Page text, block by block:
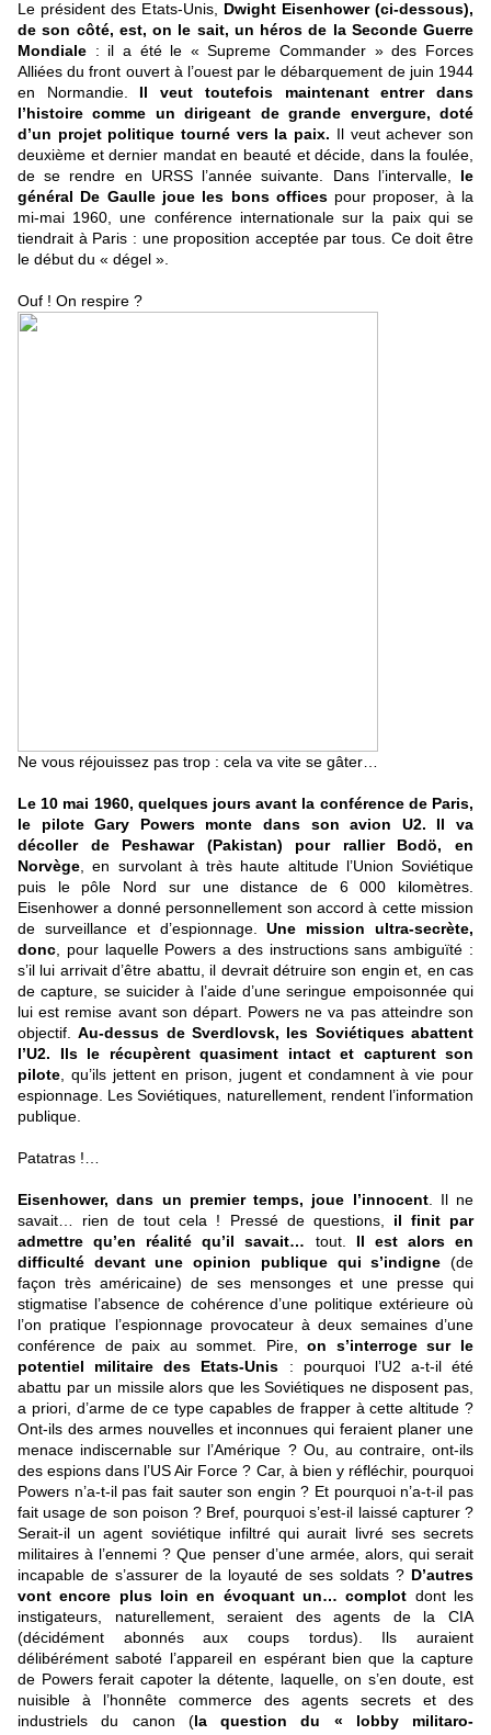
Le président des Etats-Unis, Dwight Eisenhower (ci-dessous),
de son côté, est, on le sait, un héros de la Seconde Guerre
Mondiale : il a été le « Supreme Commander » des Forces
Alliées du front ouvert à l’ouest par le débarquement de juin 1944
en Normandie. Il veut toutefois maintenant entrer dans
l’histoire comme un dirigeant de grande envergure, doté
d’un projet politique tourné vers la paix. Il veut achever son
deuxième et dernier mandat en beauté et décide, dans la foulée,
de se rendre en URSS l’année suivante. Dans l’intervalle, le
général De Gaulle joue les bons officespour proposer, à la
mi-mai 1960, une conférence internationale sur la paix qui se
tiendrait à Paris : une proposition acceptée par tous. Ce doit être
le début du « dégel ».
Ouf ! On respire ?
Ne vous réjouissez pas trop : cela va vite se gâter…
Le 10 mai 1960, quelques jours avant la conférence de Paris,
le pilote Gary Powers monte dans son avion U2. Il va
décoller de Peshawar (Pakistan) pour rallier Bodö, en
Norvège , en survolant à très haute altitude l’Union Soviétique
puis le pôle Nord sur une distance de 6 000 kilomètres.
Eisenhower a donné personnellement son accord à cette mission
de surveillance et d’espionnage.Une mission ultra-secrète,
donc , pour laquelle Powers a des instructions sans ambiguïté :
s’il lui arrivait d’être abattu, il devrait détruire son engin et, en cas
de capture, se suicider à l’aide d’une seringue empoisonnée qui
lui est remise avant son départ. Powers ne va pas atteindre son
objectif.Au-dessus de Sverdlovsk, les Soviétiques abattent
l’U2. Ils le récupèrent quasiment intact et capturent son
pilote , qu’ils jettent en prison, jugent et condamnent à vie pour
espionnage. Les Soviétiques, naturellement, rendent l’information
publique.
Patatras !…
Eisenhower, dans un premier temps, joue l’innocent. Il ne
savait… rien de tout cela ! Pressé de questions, il finit par
admettre qu’en réalité qu’il savait… tout. Il est alors en
difficulté devant une opinion publique qui s’indigne (de
façon très américaine) de ses mensonges et une presse qui
stigmatise l’absence de cohérence d’une politique extérieure où
l’on pratique l’espionnage provocateur à deux semaines d’une
conférence de paix au sommet. Pire,on s’interroge sur le
potentiel militaire des Etats-Unis : pourquoi l’U2 a-t-il été
abattu par un missile alors que les Soviétiques ne disposent pas,
a priori, d’arme de ce type capables de frapper à cette altitude ?
Ont-ils des armes nouvelles et inconnues qui feraient planer une
menace indiscernable sur l’Amérique ? Ou, au contraire, ont-ils
des espions dans l’US Air Force ? Car, à bien y réfléchir, pourquoi
Powers n’a-t-il pas fait sauter son engin ? Et pourquoi n’a-t-il pas
fait usage de son poison ? Bref, pourquoi s’est-il laissé capturer ?
Serait-il un agent soviétique infiltré qui aurait livré ses secrets
militaires à l’ennemi ? Que penser d’une armée, alors, qui serait
incapable de s’assurer de la loyauté de ses soldats ? D’autres
vont encore plus loin en évoquant un… complot dont les
instigateurs, naturellement, seraient des agents de la CIA
(décidément abonnés aux coups tordus). Ils auraient
délibérément saboté l’appareil en espérant bien que la capture
de Powers ferait capoter la détente, laquelle, on s’en doute, est
nuisible à l’honnête commerce des agents secrets et des
industriels du canon (la question du « lobby militaro-